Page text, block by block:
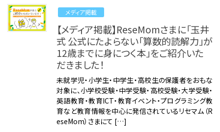
玉井式国語的理科教室
魔法の国語
ASOBI AAA+
KIWAMI AAA+ 図形の極
KIWAMI AAA+ 数の極
玉井式の挑戦
代表挨拶
保護者様のお声
すべて
コラム「才能は家庭教育で開花する」
ご注意ください
ホッと一息
リストから探す
メディア掲載
【メディア掲載】ReseMomさまに「玉井
式 公式にたよらない「算数的読解力」が
12歳までに身につく本」をご紹介いた
だきました！
未就学児・小学生・中学生・高校生の保護者をおもな
対象に、小学校受験・中学受験・高校受験・大学受験・
英語教育・教育ICT・教育イベント・プログラミング教
育など教育情報を中心に発信されているリセマム（R
eseMom）さまにて […]